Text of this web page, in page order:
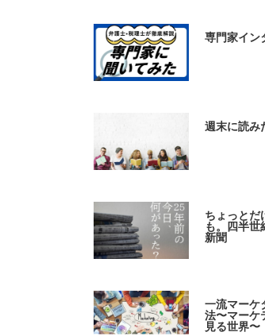
専門家イン
週末に読み
ちょっとだ
も。四半世
新聞
一流マーケ
法〜マーケ
見る世界〜